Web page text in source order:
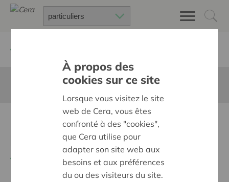
Cette page n'est pas traduite en francais
Rouwkamer na verlies van
À propos des
cookies sur ce site
Lorsque vous visitez le site
web de Cera, vous êtes
confronté à des "cookies",
que Cera utilise pour
adapter son site web aux
besoins et aux préférences
du ou des visiteurs du site.